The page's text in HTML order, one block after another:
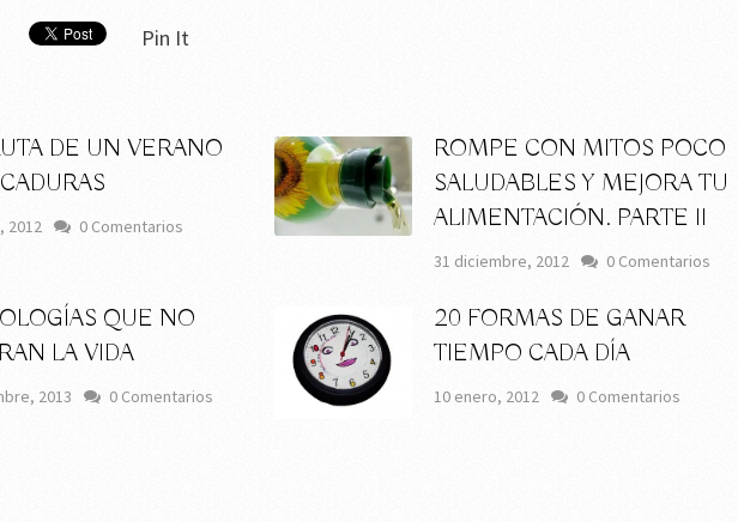
Pin It
DE UN VERANO
2012 0 Comentarios
ROMPE CON MITOS POCO
SALUDABLES Y MEJORA TU
ALIMENTACIÓN. PARTE II
31 diciembre, 2012 0 Comentarios
QUE NO
LA VIDA
2013 0 Comentarios
20 FORMAS DE GANAR
TIEMPO CADA DÍA
10 enero, 2012 0 Comentarios